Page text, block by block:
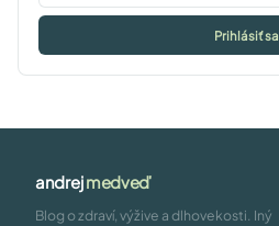
Prihlásiť sa
andrejmedveď
Blog o zdraví, výžive a dlhovekosti. Iný